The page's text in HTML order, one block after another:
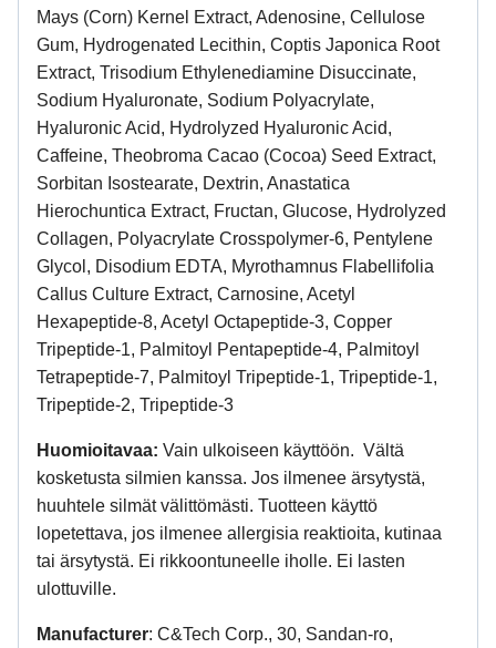
Mays (Corn) Kernel Extract, Adenosine, Cellulose
Gum, Hydrogenated Lecithin, Coptis Japonica Root
Extract, Trisodium Ethylenediamine Disuccinate,
Sodium Hyaluronate, Sodium Polyacrylate,
Hyaluronic Acid, Hydrolyzed Hyaluronic Acid,
Caffeine, Theobroma Cacao (Cocoa) Seed Extract,
Sorbitan Isostearate, Dextrin, Anastatica
Hierochuntica Extract, Fructan, Glucose, Hydrolyzed
Collagen, Polyacrylate Crosspolymer-6, Pentylene
Glycol, Disodium EDTA, Myrothamnus Flabellifolia
Callus Culture Extract, Carnosine, Acetyl
Hexapeptide‑8, Acetyl Octapeptide‑3, Copper
Tripeptide‑1, Palmitoyl Pentapeptide‑4, Palmitoyl
Tetrapeptide‑7, Palmitoyl Tripeptide‑1, Tripeptide‑1,
Tripeptide‑2, Tripeptide‑3
Huomioitavaa: Vain ulkoiseen käyttöön. Vältä
kosketusta silmien kanssa. Jos ilmenee ärsytystä,
huuhtele silmät välittömästi. Tuotteen käyttö
lopetettava, jos ilmenee allergisia reaktioita, kutinaa
tai ärsytystä. Ei rikkoontuneelle iholle. Ei lasten
ulottuville.
Manufacturer: C&Tech Corp., 30, Sandan-ro,